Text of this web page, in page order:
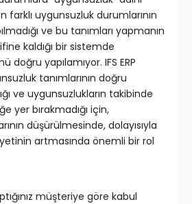
farklı uygunsuzluk durumlarının
ve bu tanımları yapmanın
kaldığı bir sistemde
doğru yapılamıyor. IFS ERP
tanımlarının doğru
ve uygunsuzlukların takibinde
yer bırakmadığı için,
düşürülmesinde, dolayısıyla
artmasında önemli bir rol
müşteriye göre kabul